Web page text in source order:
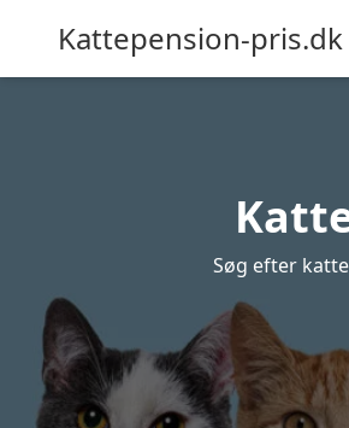
Kattepension-pris.dk
Søg efter